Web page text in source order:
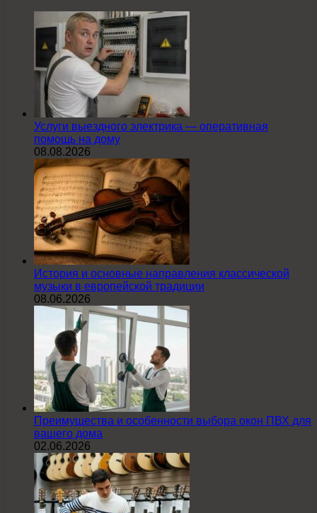
Услуги выездного электрика — оперативная
помощь на дому
08.08.2026
История и основные направления классической
музыки в европейской традиции
08.06.2026
Преимущества и особенности выбора окон ПВХ для
вашего дома
02.06.2026